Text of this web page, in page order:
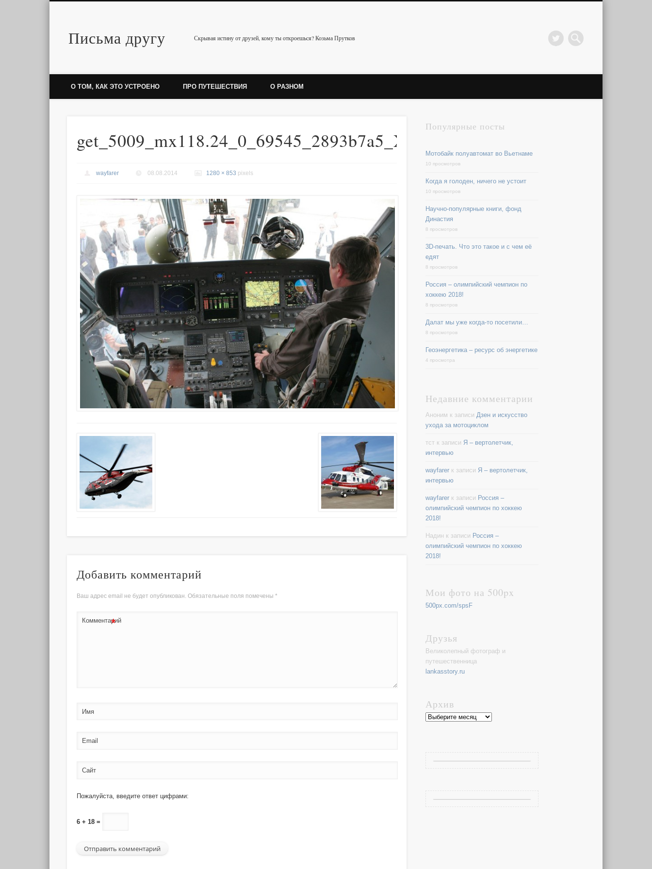
Письма другу Скрывая истину от друзей, кому ты откроешься? Козьма Прутков
Twitter
О ТОМ, КАК ЭТО УСТРОЕНО ПРО ПУТЕШЕСТВИЯ О РАЗНОМ
get_5009_mx118.24_0_69545_2893b7a5_XXXL
wayfarer 08.08.2014 1280 × 853 pixels
Добавить комментарий
Ваш адрес email не будет опубликован. Обязательные поля помечены*
Комментарий
*
Имя
Email
Сайт
Пожалуйста, введите ответ цифрами:
6 + 18 =
Популярные посты
Мотобайк полуавтомат во Вьетнаме
10 просмотров
Когда я голоден, ничего не устоит
10 просмотров
Научно-популярные книги, фонд
Династия
8 просмотров
3D-печать. Что это такое и с чем её
едят
8 просмотров
Россия – олимпийский чемпион по
хоккею 2018!
8 просмотров
Далат мы уже когда-то посетили…
8 просмотров
Геоэнергетика – ресурс об энергетике
4 просмотра
Недавние комментарии
Аноним к записи Дзен и искусство
ухода за мотоциклом
тстк записи Я – вертолетчик,
интервью
wayfarerк записи Я – вертолетчик,
интервью
wayfarerк записи Россия –
олимпийский чемпион по хоккею
2018!
Надин к записи Россия –
олимпийский чемпион по хоккею
2018!
Мои фото на 500px
500px.com/spsF
Друзья
Великолепный фотограф и
путешественница
lankasstory.ru
Архив
Архив